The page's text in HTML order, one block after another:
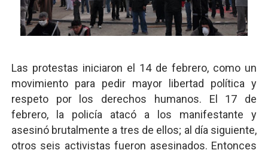
Las protestas iniciaron el 14 de febrero, como un
movimiento para pedir mayor libertad política y
respeto por los derechos humanos. El 17 de
febrero, la policía atacó a los manifestante y
asesinó brutalmente a tres de ellos; al día siguiente,
otros seis activistas fueron asesinados. Entonces